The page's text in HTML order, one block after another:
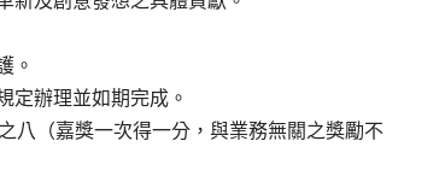
。
規定辦理並如期完成。
之八（嘉獎一次得一分，與業務無關之獎勵不